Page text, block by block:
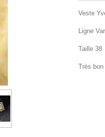
Veste
Ligne
Taille 38
Très